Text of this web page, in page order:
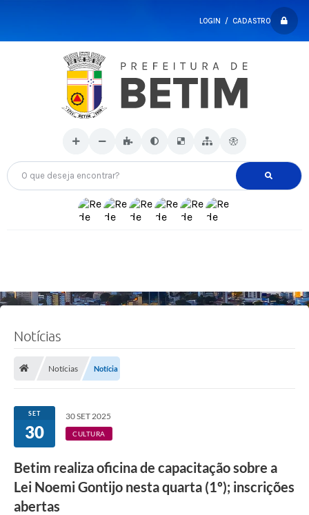
LOGIN / CADASTRO
O que deseja encontrar?
Notícias
Notícias Notícia
SET
30
30 SET 2025
CULTURA
Betim realiza oficina de capacitação sobre a
Lei Noemi Gontijo nesta quarta (1º); inscrições
abertas